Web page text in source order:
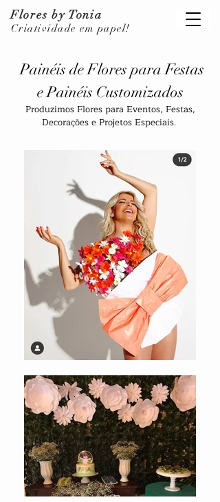
Criatividade em papel!
Flores by Tonia
Painéis de Flores para Festas
e Painéis Customizados
Produzimos Flores para Eventos, Festas,
Decorações e Projetos Especiais.